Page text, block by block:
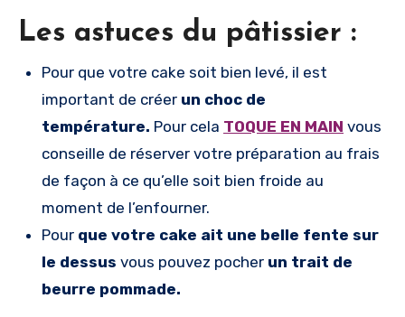
Les astuces du pâtissier :
Pour que votre cake soit bien levé, il est
important de créer un choc de
température. Pour cela TOQUE EN MAIN vous
conseille de réserver votre préparation au frais
de façon à ce qu’elle soit bien froide au
moment de l’enfourner.
Pour que votre cake ait une belle fente sur
le dessus vous pouvez pocher un trait de
beurre pommade.